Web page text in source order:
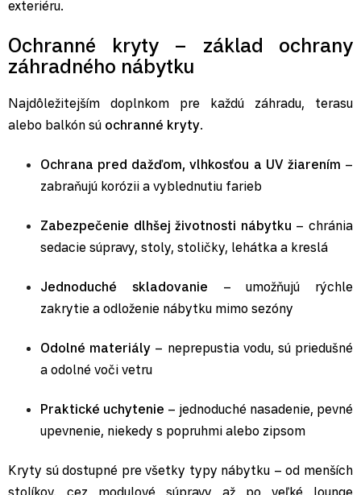
exteriéru.
Ochranné kryty – základ ochrany
záhradného nábytku
Najdôležitejším doplnkom pre každú záhradu, terasu
alebo balkón sú ochranné kryty.
Ochrana pred dažďom, vlhkosťou a UV žiarením –
zabraňujú korózii a vyblednutiu farieb
Zabezpečenie dlhšej životnosti nábytku – chránia
sedacie súpravy, stoly, stoličky, lehátka a kreslá
Jednoduché skladovanie – umožňujú rýchle
zakrytie a odloženie nábytku mimo sezóny
Odolné materiály – neprepustia vodu, sú priedušné
a odolné voči vetru
Praktické uchytenie – jednoduché nasadenie, pevné
upevnenie, niekedy s popruhmi alebo zipsom
Kryty sú dostupné pre všetky typy nábytku – od menších